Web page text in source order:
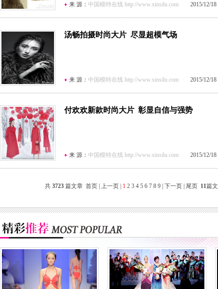
来 源： 中国模特在线 http://www.xinsilu.com 2015/12/18
汤畅拍摄时尚大片 尽显超模气场
来 源： 中国模特在线 http://www.xinsilu.com 2015/12/18
付欢欢新款时尚大片 彰显自信与强势
来 源： 中国模特在线 http://www.xinsilu.com 2015/12/18
共 3723篇文章 首页 | 上一页 | 1 2 3 4 5 6 7 8 9| 下一页| 尾页 11篇